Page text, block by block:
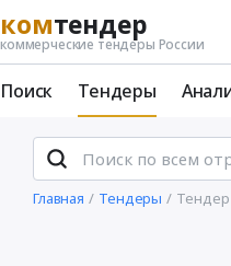
комтендер
коммерческие тендеры России
Поиск Тендеры
Главная Тендеры Тендер